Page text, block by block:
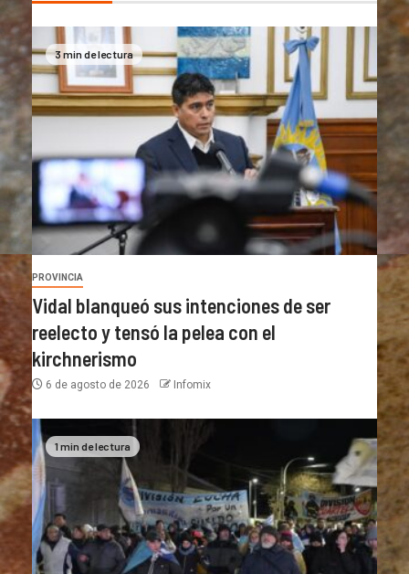
3 min de lectura
PROVINCIA
Vidal blanqueó sus intenciones de ser
reelecto y tensó la pelea con el
kirchnerismo
6 de agosto de 2026 Infomix
1 min de lectura